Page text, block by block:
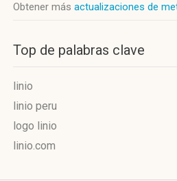
Obtener más actualizaciones de
Top de palabras clave
linio
linio peru
logo linio
linio.com